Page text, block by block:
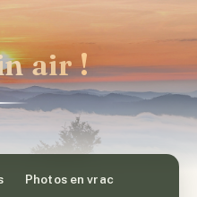
air !
Photos en vrac